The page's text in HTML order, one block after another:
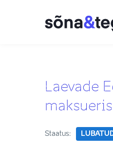
Laevade
Staatus: